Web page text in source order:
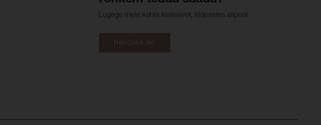
Lugege meie kohta lisateavet, klõpsates allpool
nevotex.ee